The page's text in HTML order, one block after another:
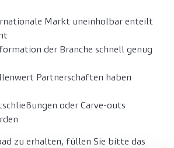
Markt uneinholbar enteilt
der Branche schnell genug
Partnerschaften haben
oder Carve-outs
zu erhalten, füllen Sie bitte das